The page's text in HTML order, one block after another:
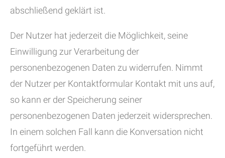
abschließend geklärt ist.
Der Nutzer hat jederzeit die Möglichkeit, seine
Einwilligung zur Verarbeitung der
personenbezogenen Daten zu widerrufen. Nimmt
der Nutzer per Kontaktformular Kontakt mit uns auf,
so kann er der Speicherung seiner
personenbezogenen Daten jederzeit widersprechen.
In einem solchen Fall kann die Konversation nicht
fortgeführt werden.